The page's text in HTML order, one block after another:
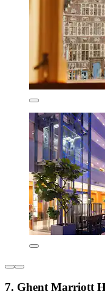
7. Ghent Marriott